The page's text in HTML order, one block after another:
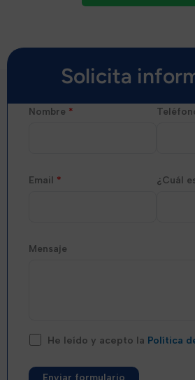
Solicita
Nombre *
Email * ¿Cuál
Mensaje
He leído y acepto la Política